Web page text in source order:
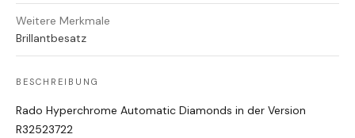
Weitere Merkmale
Brillantbesatz
BESCHREIBUNG
Rado Hyperchrome Automatic Diamonds in der Version
R32523722